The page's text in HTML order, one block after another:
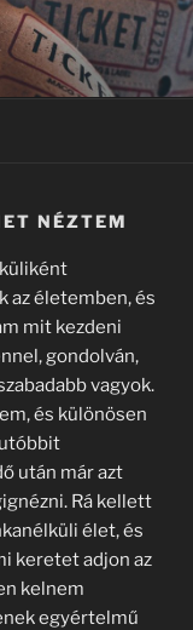
NÉZTEM
az életemben, és
mit kezdeni
gondolván,
vagyok.
és különösen
után már azt
Rá kellett
élet, és
keretet adjon az
kelnem
egyértelmű